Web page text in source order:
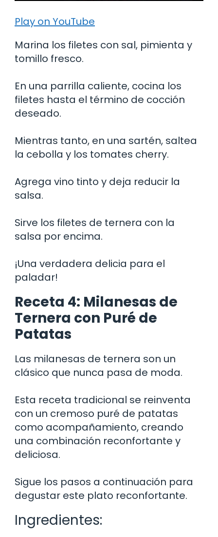
Play on YouTube
Marina los filetes con sal, pimienta y
tomillo fresco.
En una parrilla caliente, cocina los
filetes hasta el término de cocción
deseado.
Mientras tanto, en una sartén, saltea
la cebolla y los tomates cherry.
Agrega vino tinto y deja reducir la
salsa.
Sirve los filetes de ternera con la
salsa por encima.
¡Una verdadera delicia para el
paladar!
Receta 4: Milanesas de
Ternera con Puré de
Patatas
Las milanesas de ternera son un
clásico que nunca pasa de moda.
Esta receta tradicional se reinventa
con un cremoso puré de patatas
como acompañamiento, creando
una combinación reconfortante y
deliciosa.
Sigue los pasos a continuación para
degustar este plato reconfortante.
Ingredientes: